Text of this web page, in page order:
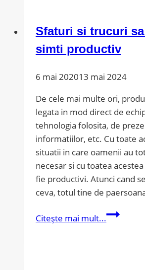
tot
ce
nevoie
Sfaturi si trucuri
simti productiv
6 mai 202013 mai 2024
De cele mai multe ori,
legata in mod direct de
tehnologia folosita, de
informatiilor, etc. Cu toate
situatii in care oamenii au
necesar si cu toatea
fie productivi. Atunci cand
ceva, totul tine de
Citește mai mult...Sfaturi